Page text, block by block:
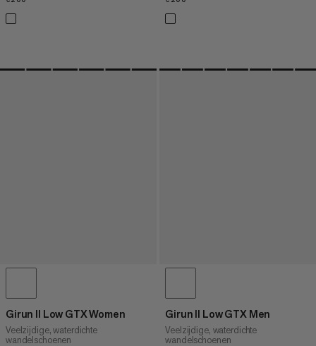
Girun II Low GTX Women
Veelzijdige, waterdichte
wandelschoenen
Girun II Low GTX Men
Veelzijdige, waterdichte
wandelschoenen